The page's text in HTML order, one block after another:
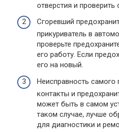
отверстия и проверить
Сгоревший
прикуриватель в
проверьте
его работу. Если
его на новый.
Неисправность самого
контакты и
может быть в самом
таком случае, лучше
для диагностики и